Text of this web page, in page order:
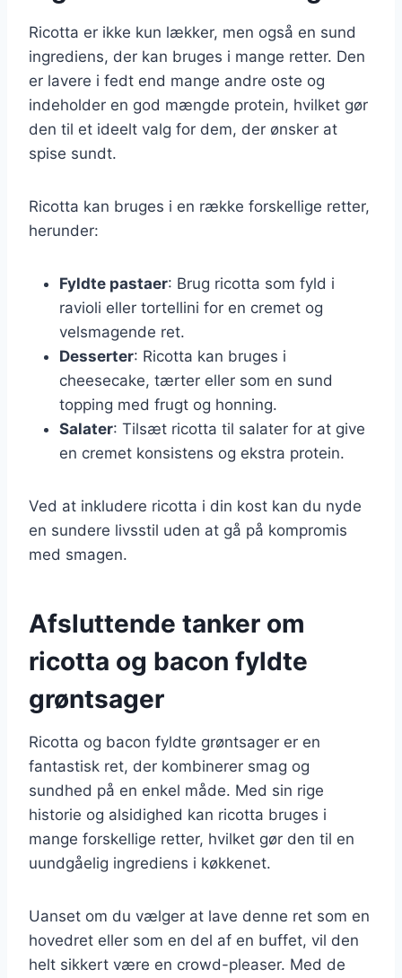
Ricotta er ikke kun lækker, men også en sund
ingrediens, der kan bruges i mange retter. Den
er lavere i fedt end mange andre oste og
indeholder en god mængde protein, hvilket gør
den til et ideelt valg for dem, der ønsker at
spise sundt.
Ricotta kan bruges i en række forskellige retter,
herunder:
Fyldte pastaer: Brug ricotta som fyld i
ravioli eller tortellini for en cremet og
velsmagende ret.
Desserter: Ricotta kan bruges i
cheesecake, tærter eller som en sund
topping med frugt og honning.
Salater: Tilsæt ricotta til salater for at give
en cremet konsistens og ekstra protein.
Ved at inkludere ricotta i din kost kan du nyde
en sundere livsstil uden at gå på kompromis
med smagen.
Afsluttende tanker om
ricotta og bacon fyldte
grøntsager
Ricotta og bacon fyldte grøntsager er en
fantastisk ret, der kombinerer smag og
sundhed på en enkel måde. Med sin rige
historie og alsidighed kan ricotta bruges i
mange forskellige retter, hvilket gør den til en
uundgåelig ingrediens i køkkenet.
Uanset om du vælger at lave denne ret som en
hovedret eller som en del af en buffet, vil den
helt sikkert være en crowd-pleaser. Med de